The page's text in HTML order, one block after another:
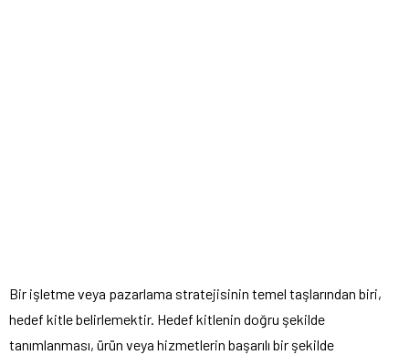
Bir işletme veya pazarlama stratejisinin temel taşlarından biri,
hedef kitle belirlemektir. Hedef kitlenin doğru şekilde
tanımlanması, ürün veya hizmetlerin başarılı bir şekilde